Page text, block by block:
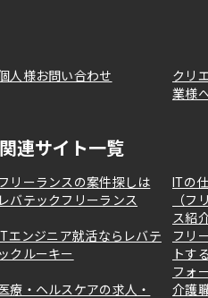
人様お問い合わせ
クリ
業様
連サイト一覧
フリーランスの案件探しは
レバテックフリーランス
ITの
（フ
ス紹
ITエンジニア就活ならレバテ
ックルーキー
フリ
トす
フォ
医療・ヘルスケアの求人・
介護